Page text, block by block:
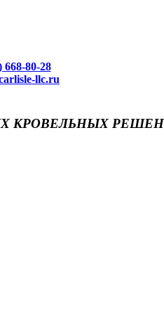
668-80-28
llc.ru
КРОВЕЛЬНЫХ